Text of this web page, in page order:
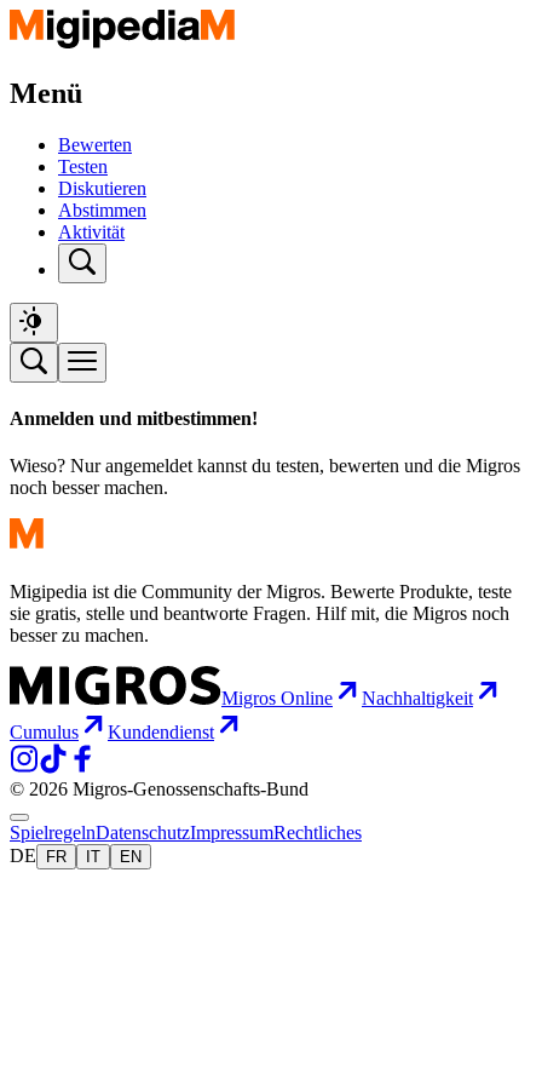
Menü
Bewerten
Testen
Diskutieren
Abstimmen
Aktivität
Anmelden und mitbestimmen!
Wieso? Nur angemeldet kannst du testen, bewerten und die Migros
noch besser machen.
Migipedia ist die Community der Migros. Bewerte Produkte, teste
sie gratis, stelle und beantworte Fragen. Hilf mit, die Migros noch
besser zu machen.
Migros Online
Nachhaltigkeit
Cumulus
Kundendienst
© 2026 Migros-Genossenschafts-Bund
SpielregelnDatenschutzImpressumRechtliches
DE
FR IT EN